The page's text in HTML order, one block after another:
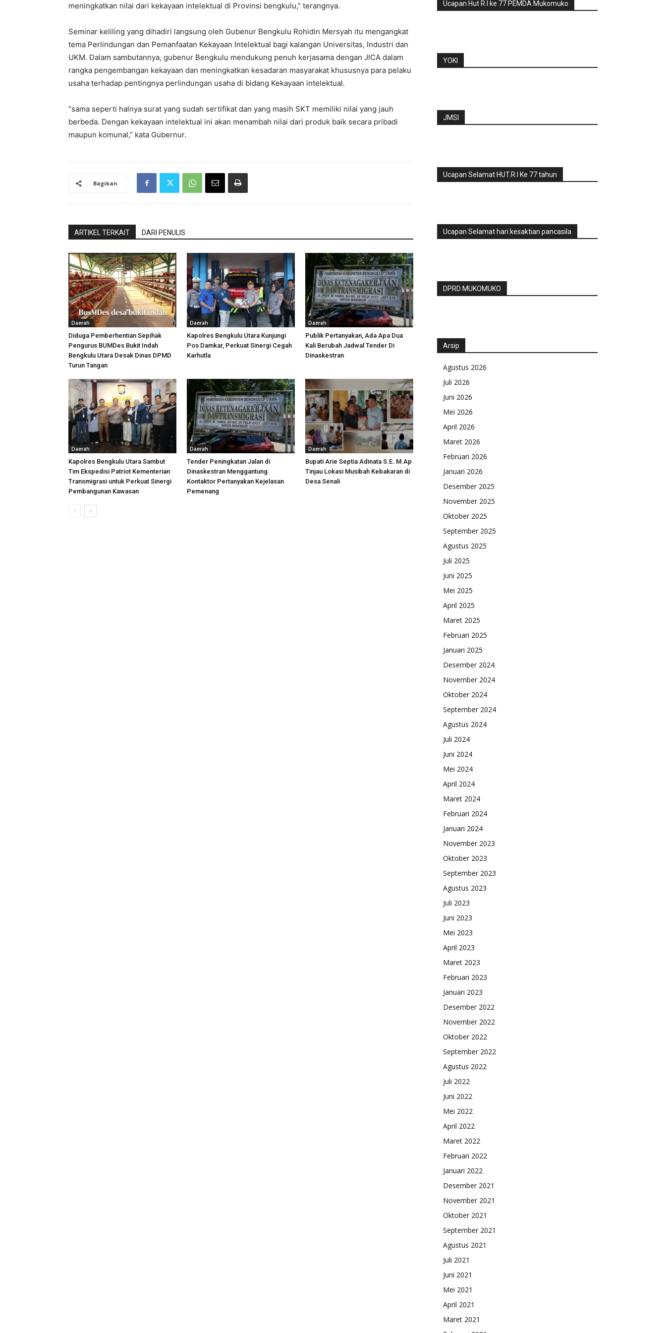
meningkatkan nilai dari kekayaan intelektual di Provinsi bengkulu,” terangnya.
Seminar keliling yang dihadiri langsung oleh Gubenur Bengkulu Rohidin Mersyah itu mengangkat
tema Perlindungan dan Pemanfaatan Kekayaan Intelektual bagi kalangan Universitas, Industri dan
UKM. Dalam sambutannya, gubenur Bengkulu mendukung penuh kerjasama dengan JICA dalam
rangka pengembangan kekayaan dan meningkatkan kesadaran masyarakat khususnya para pelaku
usaha terhadap pentingnya perlindungan usaha di bidang Kekayaan intelektual.
“sama seperti halnya surat yang sudah sertifikat dan yang masih SKT memiliki nilai yang jauh
berbeda. Dengan kekayaan intelektual ini akan menambah nilai dari produk baik secara pribadi
maupun komunal,” kata Gubernur.
Bagikan
ARTIKEL TERKAIT DARI PENULIS
Daerah
Diduga Pemberhentian Sepihak
Pengurus BUMDes Bukit Indah
Bengkulu Utara Desak Dinas DPMD
Turun Tangan
Daerah
Kapolres Bengkulu Utara Kunjungi
Pos Damkar, Perkuat Sinergi Cegah
Karhutla
Daerah
Publik Pertanyakan, Ada Apa Dua
Kali Berubah Jadwal Tender Di
Dinaskestran
Daerah
Kapolres Bengkulu Utara Sambut
Tim Ekspedisi Patriot Kementerian
Transmigrasi untuk Perkuat Sinergi
Pembangunan Kawasan
Daerah
Tender Peningkatan Jalan di
Dinaskestran Menggantung
Kontaktor Pertanyakan Kejelasan
Pemenang
Daerah
Bupati Arie Septia Adinata S.E. M.Ap
Tinjau Lokasi Musibah Kebakaran di
Desa Senali
Ucapan Hut R.I ke 77 PEMDA Mukomuko
YOKI
JMSI
Ucapan Selamat HUT.R.I Ke 77 tahun
Ucapan Selamat hari kesaktian pancasila
DPRD MUKOMUKO
Arsip
Agustus 2026
Juli 2026
Juni 2026
Mei 2026
April 2026
Maret 2026
Februari 2026
Januari 2026
Desember 2025
November 2025
Oktober 2025
September 2025
Agustus 2025
Juli 2025
Juni 2025
Mei 2025
April 2025
Maret 2025
Februari 2025
Januari 2025
Desember 2024
November 2024
Oktober 2024
September 2024
Agustus 2024
Juli 2024
Juni 2024
Mei 2024
April 2024
Maret 2024
Februari 2024
Januari 2024
November 2023
Oktober 2023
September 2023
Agustus 2023
Juli 2023
Juni 2023
Mei 2023
April 2023
Maret 2023
Februari 2023
Januari 2023
Desember 2022
November 2022
Oktober 2022
September 2022
Agustus 2022
Juli 2022
Juni 2022
Mei 2022
April 2022
Maret 2022
Februari 2022
Januari 2022
Desember 2021
November 2021
Oktober 2021
September 2021
Agustus 2021
Juli 2021
Juni 2021
Mei 2021
April 2021
Maret 2021